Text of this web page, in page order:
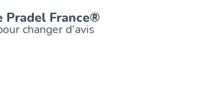
Pradel France®
changer d’avis